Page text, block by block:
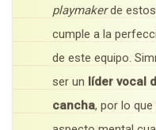
playmakerde estos
cumple a la
de este equipo.
ser un líder vocal
cancha, por lo